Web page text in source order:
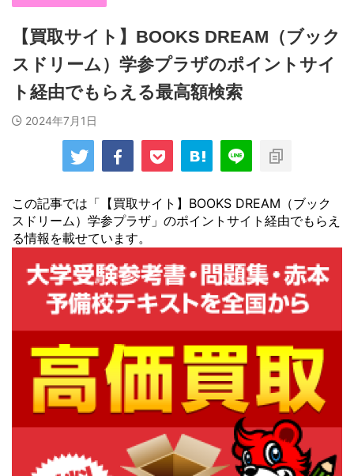
【買取サイト】BOOKS DREAM（ブック
スドリーム）学参プラザのポイントサイ
ト経由でもらえる最高額検索
2024年7月1日
この記事では「【買取サイト】BOOKS DREAM（ブック
スドリーム）学参プラザ」のポイントサイト経由でもらえ
る情報を載せています。